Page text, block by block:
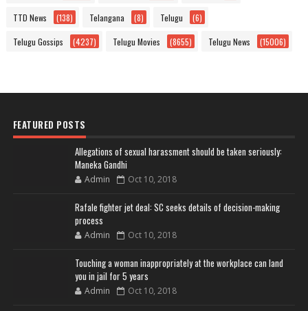
TTD News (138) Telangana (8) Telugu (6)
Telugu Gossips (4237) Telugu Movies (8655) Telugu News (15006)
FEATURED POSTS
Allegations of sexual harassment should be taken seriously:
Maneka Gandhi
Admin Oct 10, 2018
Rafale fighter jet deal: SC seeks details of decision-making
process
Admin Oct 10, 2018
Touching a woman inappropriately at the workplace can land
you in jail for 5 years
Admin Oct 10, 2018